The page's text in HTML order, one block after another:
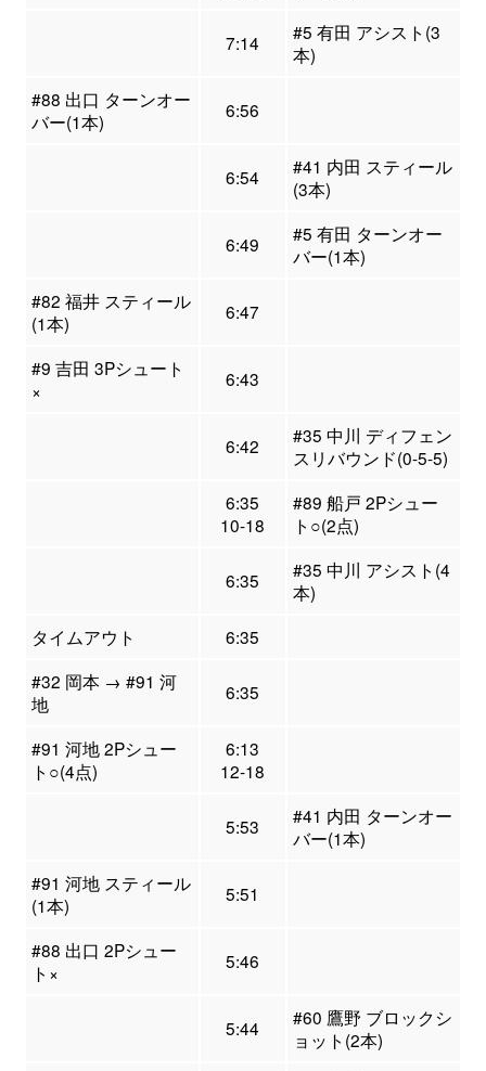
7:14
#5 有田 アシスト(3
本)
#88 出口 ターンオー
バー(1本)
6:56
6:54
#41 内田 スティール
(3本)
6:49
#5 有田 ターンオー
バー(1本)
#82 福井 スティール
(1本)
6:47
#9 吉田 3Pシュート
×
6:43
6:42
#35 中川 ディフェン
スリバウンド(0-5-5)
6:35
10-18
#89 船戸 2Pシュー
ト○(2点)
6:35
#35 中川 アシスト(4
本)
タイムアウト
6:35
#32 岡本 → #91 河
地
6:35
#91 河地 2Pシュー
ト○(4点)
6:13
12-18
5:53
#41 内田 ターンオー
バー(1本)
#91 河地 スティール
(1本)
5:51
#88 出口 2Pシュー
ト×
5:46
5:44
#60 鷹野 ブロックシ
ョット(2本)